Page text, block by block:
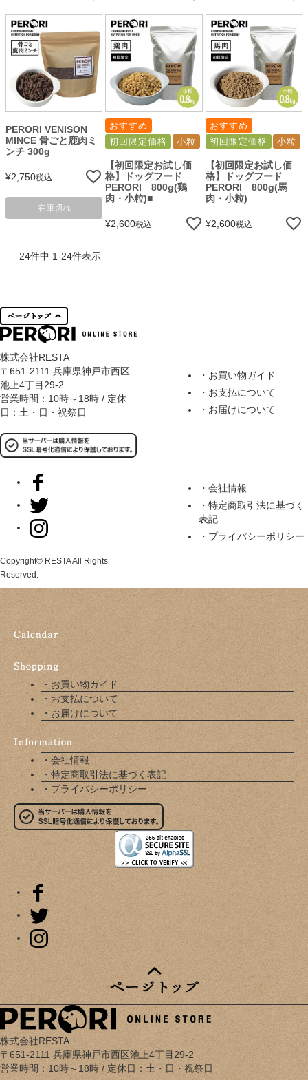
PERORI VENISON
MINCE 骨ごと鹿肉ミ
ンチ 300g
¥2,750税込
在庫切れ
おすすめ
初回限定価格
小粒
【初回限定お試し価
格】ドッグフード
PERORI 800g(鶏
肉・小粒)■
¥2,600税込
おすすめ
初回限定価格
小粒
【初回限定お試し価
格】ドッグフード
PERORI 800g(馬
肉・小粒)
¥2,600税込
24件中 1-24件表示
株式会社RESTA
〒651-2111 兵庫県神戸市西区
池上4丁目29-2
営業時間：10時～18時 / 定休
日：土・日・祝祭日
Copyright© RESTA All Rights
Reserved.
・お買い物ガイド
・お支払について
・お届けについて
・会社情報
・特定商取引法に基づく
表記
・プライバシーポリシー
・お買い物ガイド
・お支払について
・お届けについて
・会社情報
・特定商取引法に基づく表記
・プライバシーポリシー
株式会社RESTA
〒651-2111 兵庫県神戸市西区池上4丁目29-2
営業時間：10時～18時 / 定休日：土・日・祝祭日